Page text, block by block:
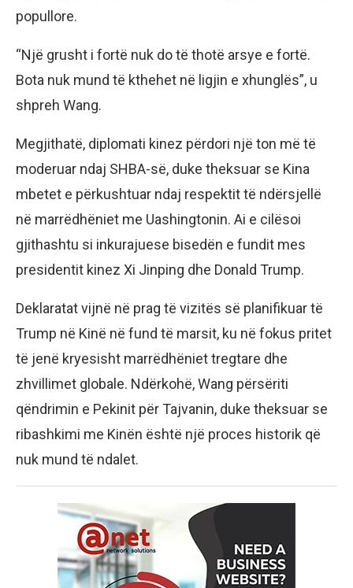
popullore.
“Një grusht i fortë nuk do të thotë arsye e fortë.
Bota nuk mund të kthehet në ligjin e xhunglës”, u
shpreh Wang.
Megjithatë, diplomati kinez përdori një ton më të
moderuar ndaj SHBA-së, duke theksuar se Kina
mbetet e përkushtuar ndaj respektit të ndërsjellë
në marrëdhëniet me Uashingtonin. Ai e cilësoi
gjithashtu si inkurajuese bisedën e fundit mes
presidentit kinez Xi Jinping dhe Donald Trump.
Deklaratat vijnë në prag të vizitës së planifikuar të
Trump në Kinë në fund të marsit, ku në fokus pritet
të jenë kryesisht marrëdhëniet tregtare dhe
zhvillimet globale. Ndërkohë, Wang përsëriti
qëndrimin e Pekinit për Tajvanin, duke theksuar se
ribashkimi me Kinën është një proces historik që
nuk mund të ndalet.